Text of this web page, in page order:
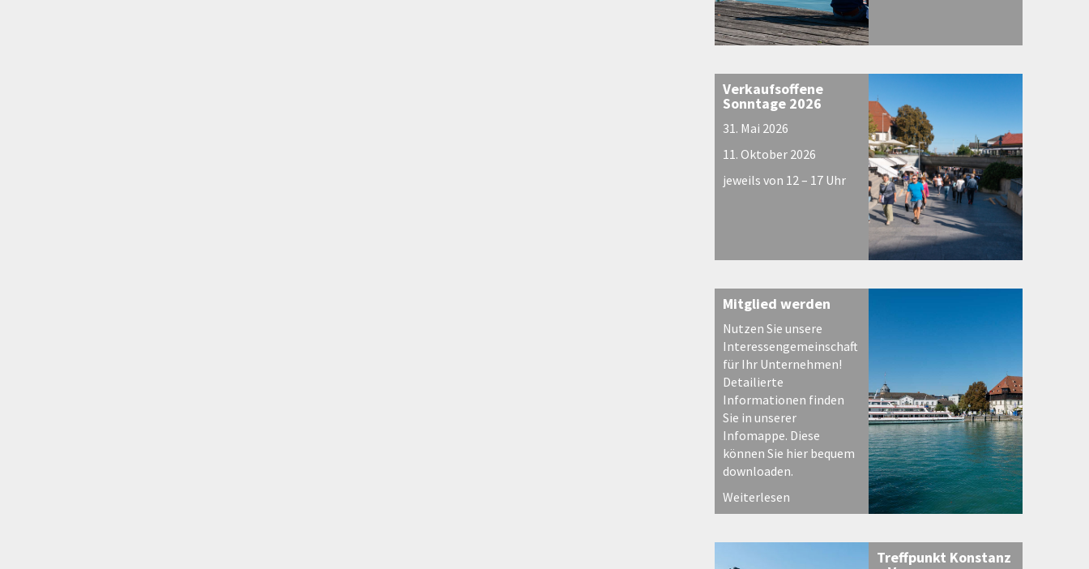
Verkaufsoffene
Sonntage 2026
31. Mai 2026
11. Oktober 2026
jeweils von 12 – 17 Uhr
Mitglied werden
Nutzen Sie unsere
Interessengemeinschaft
für Ihr Unternehmen!
Detailierte
Informationen finden
Sie in unserer
Infomappe. Diese
können Sie hier bequem
downloaden.
Weiterlesen
Treffpunkt Konstanz